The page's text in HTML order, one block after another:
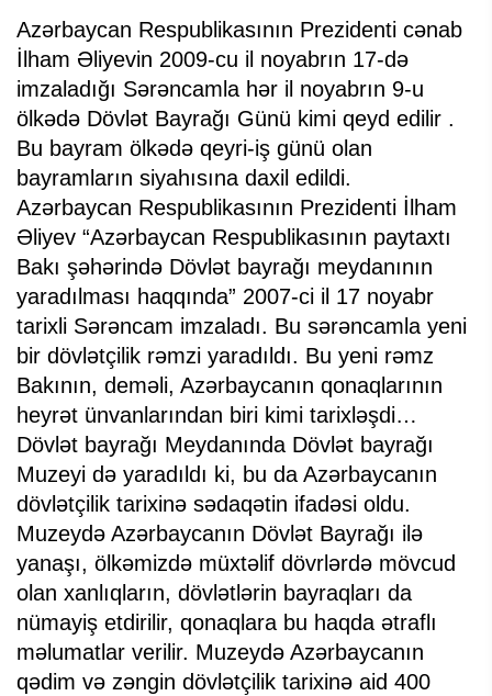
Azərbaycan Respublikasının Prezidenti cənab
İlham Əliyevin 2009-cu il noyabrın 17-də
imzaladığı Sərəncamla hər il noyabrın 9-u
ölkədə Dövlət Bayrağı Günü kimi qeyd edilir .
Bu bayram ölkədə qeyri-iş günü olan
bayramların siyahısına daxil edildi.
Azərbaycan Respublikasının Prezidenti İlham
Əliyev “Azərbaycan Respublikasının paytaxtı
Bakı şəhərində Dövlət bayrağı meydanının
yaradılması haqqında” 2007-ci il 17 noyabr
tarixli Sərəncam imzaladı. Bu sərəncamla yeni
bir dövlətçilik rəmzi yaradıldı. Bu yeni rəmz
Bakının, deməli, Azərbaycanın qonaqlarının
heyrət ünvanlarından biri kimi tarixləşdi…
Dövlət bayrağı Meydanında Dövlət bayrağı
Muzeyi də yaradıldı ki, bu da Azərbaycanın
dövlətçilik tarixinə sədaqətin ifadəsi oldu.
Muzeydə Azərbaycanın Dövlət Bayrağı ilə
yanaşı, ölkəmizdə müxtəlif dövrlərdə mövcud
olan xanlıqların, dövlətlərin bayraqları da
nümayiş etdirilir, qonaqlara bu haqda ətraflı
məlumatlar verilir. Muzeydə Azərbaycanın
qədim və zəngin dövlətçilik tarixinə aid 400